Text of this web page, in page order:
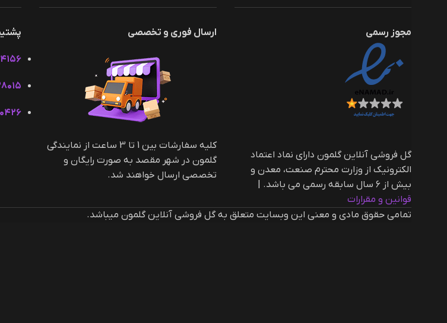
مجوز رسمی
گل فروشی آنلاین گلمون دارای نماد اعتماد
الکترونیک از وزارت محترم صنعت، معدن و
بیش از ۶ سال سابقه رسمی می باشد. |‌
قوانین و مقرارات
ارسال فوری و تخصصی
کلیه سفارشات بین 1 تا 3 ساعت از نمایندگی
گلمون در شهر مقصد به صورت رایگان و
تخصصی ارسال خواهند شد.
تمامی حقوق مادی و معنی این وبسایت متعلق به گل فروشی آنلاین گلمون میباشد.